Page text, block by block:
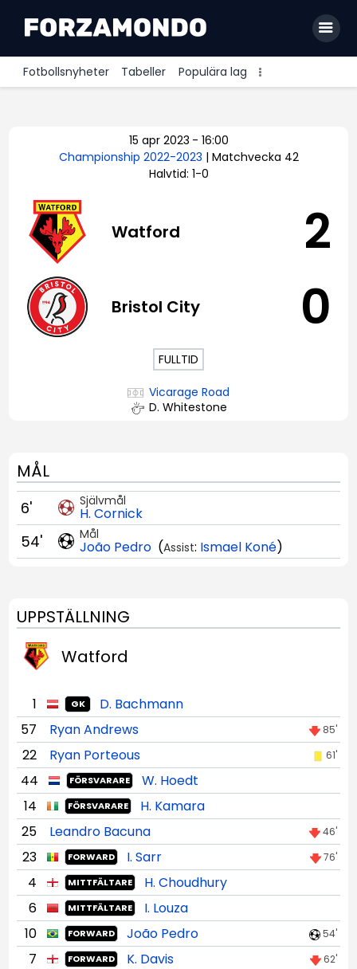
Fotbollsnyheter Tabeller Populära lag
Premier League
Bundesliga
Serie A
15 apr 2023 - 16:00
Championship 2022-2023 | Matchvecka 42
Halvtid: 1-0
Watford 2
Bristol City 0
FULLTID
Vicarage Road
D. Whitestone
MÅL
Självmål
H. Cornick
6'
Mål
João Pedro (Assist: Ismael Koné)
54'
UPPSTÄLLNING
Watford
1 GK
D. Bachmann
57
Ryan Andrews 85'
22 Ryan Porteous 61'
44 FÖRSVARARE
W. Hoedt
14
FÖRSVARARE
H. Kamara
25
Leandro Bacuna 46'
23 FORWARD I. Sarr 76'
4 MITTFÄLTARE
H. Choudhury
6
MITTFÄLTARE
I. Louza
10
FORWARD João Pedro 54'
7 FORWARD K. Davis 62'